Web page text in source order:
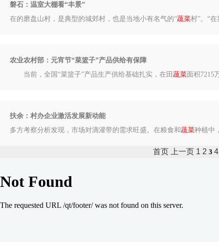
磐石：温室大棚看“丰景”
在的磨盘山村，是典型的城郊村，也是当地小有名气的“蔬菜村”。“
农业农村部：元宵节“菜篮子”产品供给有保障
当前，全国“菜篮子”产品生产供给基础扎实，在田 蔬菜面积7215
扶余：村办企业激活发展新动能
多方考察分析发现，市场对滴灌带的需求旺盛。在粮食和蔬菜种植中
首页 上一页 1 2 3 4